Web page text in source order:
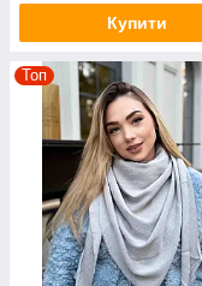
Купити
Топ